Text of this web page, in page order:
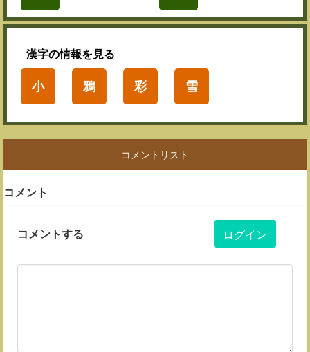
漢字の情報を見る
小 鴉 彩 雪
コメントリスト
コメント
コメントする ログイン